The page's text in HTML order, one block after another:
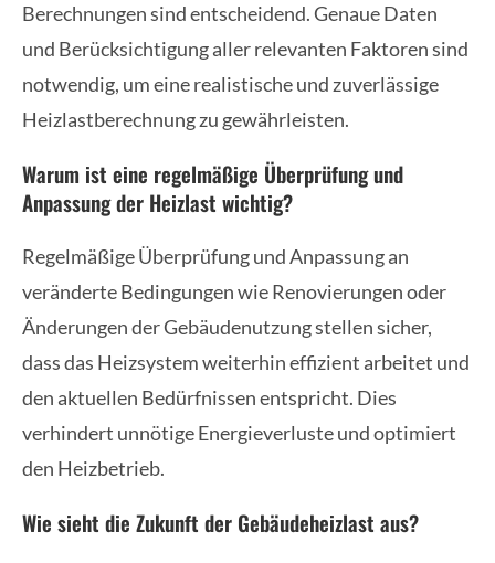
Berechnungen sind entscheidend. Genaue Daten
und Berücksichtigung aller relevanten Faktoren sind
notwendig, um eine realistische und zuverlässige
Heizlastberechnung zu gewährleisten.
Warum ist eine regelmäßige Überprüfung und
Anpassung der Heizlast wichtig?
Regelmäßige Überprüfung und Anpassung an
veränderte Bedingungen wie Renovierungen oder
Änderungen der Gebäudenutzung stellen sicher,
dass das Heizsystem weiterhin effizient arbeitet und
den aktuellen Bedürfnissen entspricht. Dies
verhindert unnötige Energieverluste und optimiert
den Heizbetrieb.
Wie sieht die Zukunft der Gebäudeheizlast aus?